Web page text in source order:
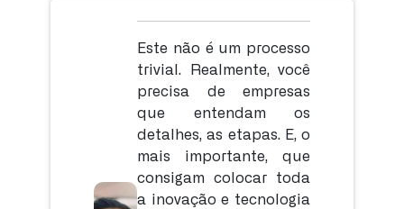
Este não é um processo
trivial. Realmente, você
precisa de empresas
que entendam os
detalhes, as etapas. E, o
mais importante, que
consigam colocar toda
a inovação e tecnologia